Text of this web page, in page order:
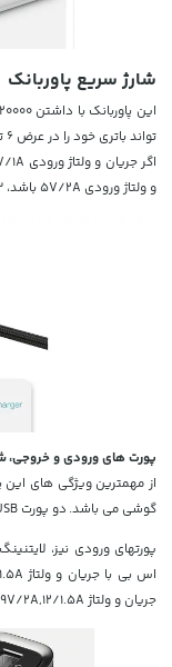
شارژ سریع پاوربانک
تواند باتری خود را در عرض 6 تا 7 ساعت به طور کامل شارژ کند.
و ولتاژ ورودی 5V/2A باشد، 13 ساعت و با توان 18W نیز حداکثر 7 ساعت زمان می برد.
پورت های ورودی و خروجی،
گوشی می باشد. دو پورت USBمعمولی و پورت Type-C که هم ورودی و خروجی است.
جریان و ولتاژ 5V/2A, 9V/2A,12/1.5A می باشد.